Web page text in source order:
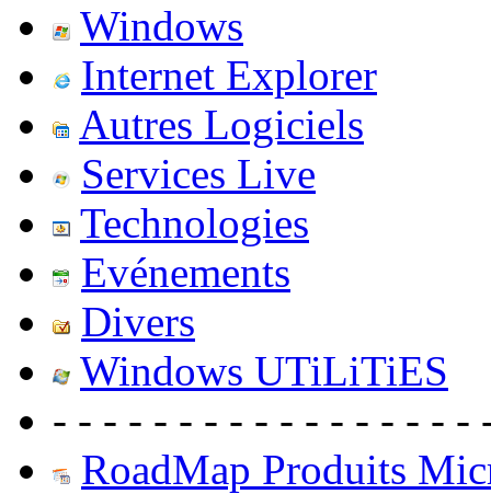
Windows
Internet Explorer
Autres Logiciels
Services Live
Technologies
Evénements
Divers
Windows UTiLiTiES
- - - - - - - - - - - - - - - - -
RoadMap Produits